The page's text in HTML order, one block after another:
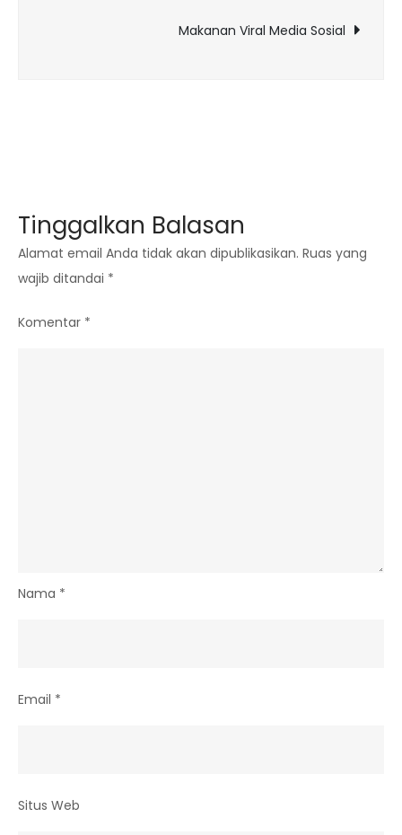
Makanan Viral Media Sosial
Tinggalkan Balasan
Alamat email Anda tidak akan dipublikasikan. Ruas yang
wajib ditandai *
Komentar *
Nama *
Email *
Situs Web